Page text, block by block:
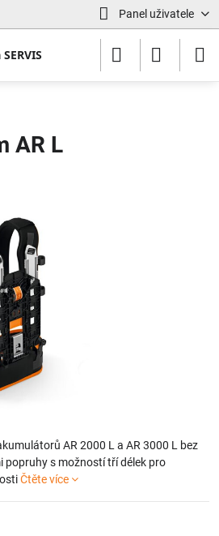
Panel uživatele
AR L
AR 2000 L a AR 3000 L bez
popruhy s možností tří délek pro
Čtěte více